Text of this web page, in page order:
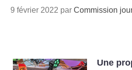
9 février 2022 parCommission
Une